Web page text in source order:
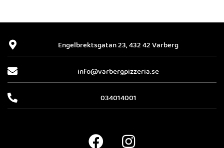
Engelbrektsgatan 23, 432 42 Varberg
info@varbergpizzeria.se
034014001